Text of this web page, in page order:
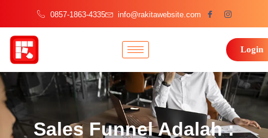
0857-1863-4335 info@rakitawebsite.com
Login
Sales Funnel Adalah :